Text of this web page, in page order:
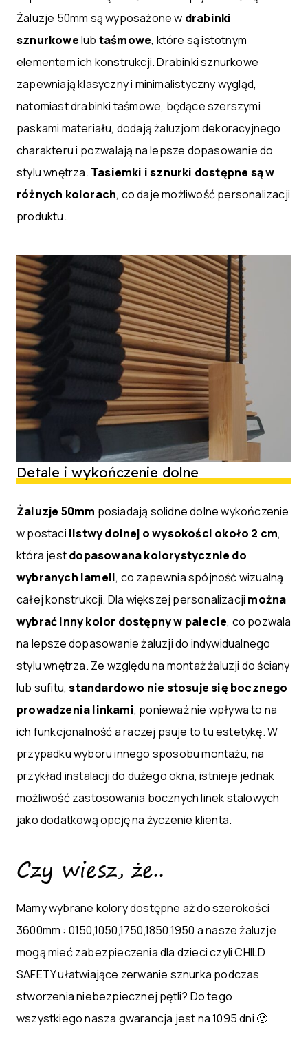
Żaluzje 50mm są wyposażone w drabinki
sznurkowelub taśmowe, które są istotnym
elementem ich konstrukcji. Drabinki sznurkowe
zapewniają klasyczny i minimalistyczny wygląd,
natomiast drabinki taśmowe, będące szerszymi
paskami materiału, dodają żaluzjom dekoracyjnego
charakteru i pozwalają na lepsze dopasowanie do
stylu wnętrza. Tasiemki i sznurki dostępne są w
różnych kolorach, co daje możliwość personalizacji
produktu.
Detale i wykończenie dolne
Żaluzje 50mm posiadają solidne dolne wykończenie
w postaci listwy dolnej o wysokości około 2 cm,
która jestdopasowana kolorystycznie do
wybranych lameli, co zapewnia spójność wizualną
całej konstrukcji. Dla większej personalizacji można
wybrać inny kolor dostępny w palecie, co pozwala
na lepsze dopasowanie żaluzji do indywidualnego
stylu wnętrza. Ze względu na montaż żaluzji do ściany
lub sufitu,standardowo nie stosuje się bocznego
prowadzenia linkami, ponieważ nie wpływa to na
ich funkcjonalność a raczej psuje to tu estetykę. W
przypadku wyboru innego sposobu montażu, na
przykład instalacji do dużego okna, istnieje jednak
możliwość zastosowania bocznych linek stalowych
jako dodatkową opcję na życzenie klienta.
Czy wiesz, że..
Mamy wybrane kolory dostępne aż do szerokości
3600mm : 0150,1050,1750,1850,1950 a nasze żaluzje
mogą mieć zabezpieczenia dla dzieci czyli CHILD
SAFETY ułatwiające zerwanie sznurka podczas
stworzenia niebezpiecznej pętli? Do tego
wszystkiego nasza gwarancja jest na 1095 dni 🙂